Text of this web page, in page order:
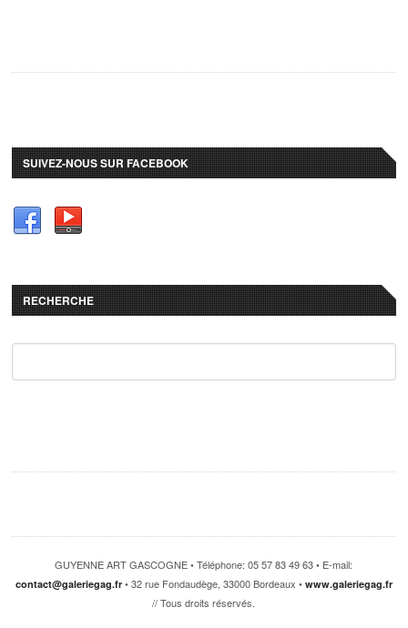
SUIVEZ-NOUS SUR FACEBOOK
RECHERCHE
GUYENNE ART GASCOGNE • Téléphone: 05 57 83 49 63 • E-mail:
contact@galeriegag.fr• 32 rue Fondaudège, 33000 Bordeaux • www.galeriegag.fr
// Tous droits réservés.